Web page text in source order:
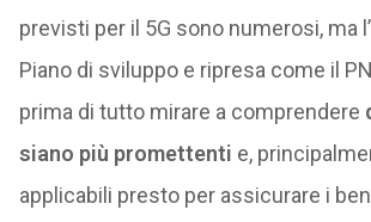
previsti per il 5G sono numerosi, ma
Piano di sviluppo e ripresa come il
prima di tutto mirare a comprendere
siano più promettenti e,
applicabili presto per assicurare i